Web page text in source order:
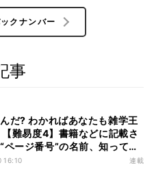
クナンバー
事
だ? わかればあなたも雑学王
難易度4】書籍などに記載さ
ページ番号”の名前、知って
」から始まる言葉
16:10 連載